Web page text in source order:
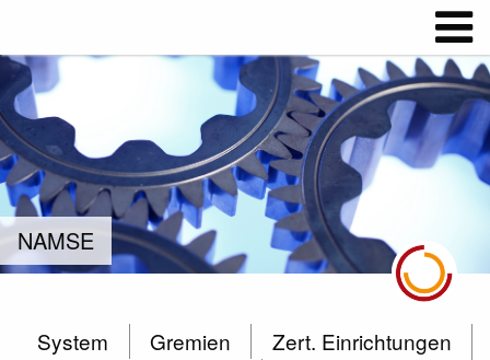
NAMSE
System Gremien
Zert. Einrichtungen